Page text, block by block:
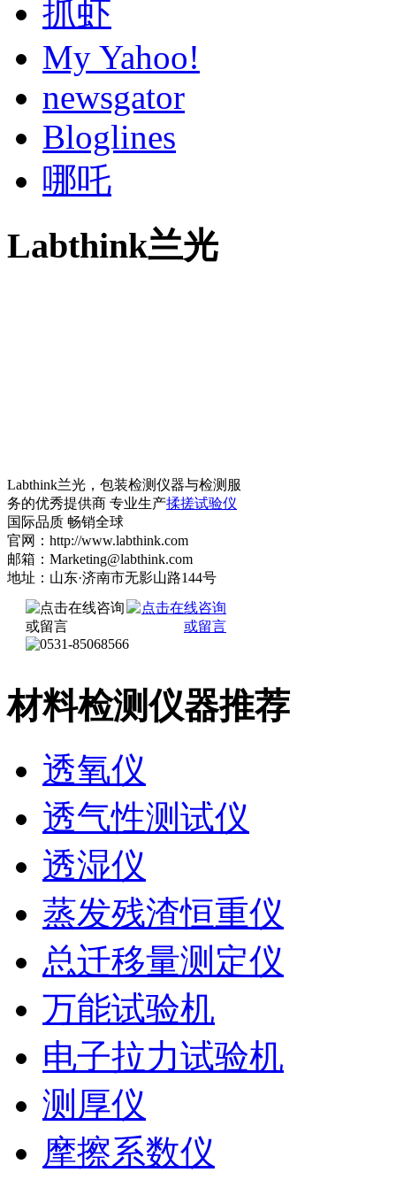
抓虾
My Yahoo!
newsgator
Bloglines
哪吒
Labthink兰光
Labthink兰光，包装检测仪器与检测服
务的优秀提供商 专业生产揉搓试验仪
国际品质 畅销全球
官网：http://www.labthink.com
邮箱：Marketing@labthink.com
地址：山东·济南市无影山路144号
材料检测仪器推荐
透氧仪
透气性测试仪
透湿仪
蒸发残渣恒重仪
总迁移量测定仪
万能试验机
电子拉力试验机
测厚仪
摩擦系数仪